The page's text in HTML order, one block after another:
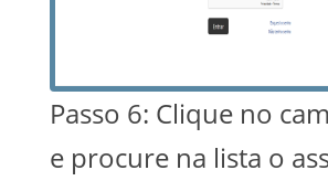
Passo 6: Clique no
e procure na lista o